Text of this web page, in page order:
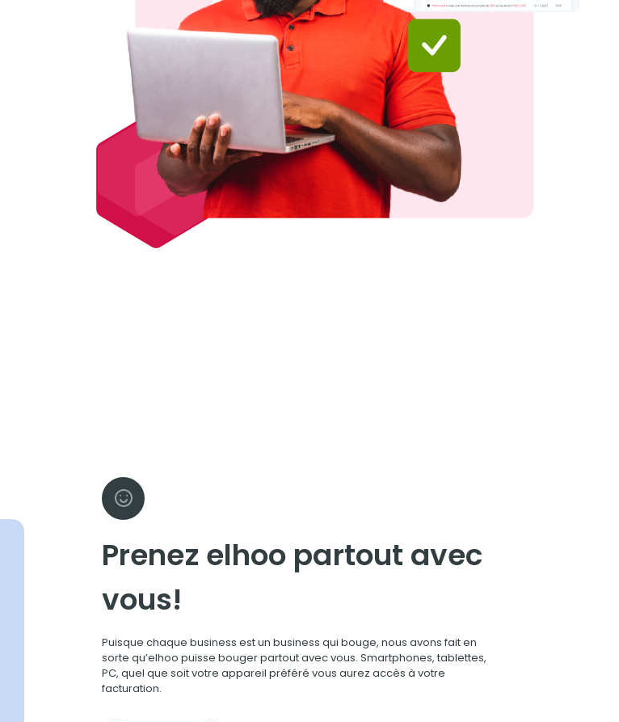
Prenez elhoo partout avec
vous!
Puisque chaque business est un business qui bouge, nous avons fait en
sorte qu’elhoo puisse bouger partout avec vous. Smartphones, tablettes,
PC, quel que soit votre appareil préféré vous aurez accès à votre
facturation.